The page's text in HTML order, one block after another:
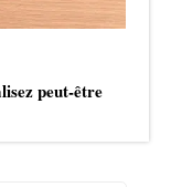
peut-être